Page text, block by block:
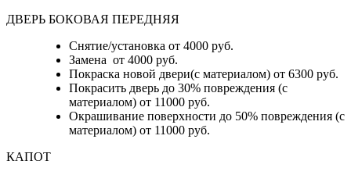
ДВЕРЬ БОКОВАЯ ПЕРЕДНЯЯ
Снятие/установка от 4000 руб.
Замена от 4000 руб.
Покраска новой двери(с материалом) от 6300 руб.
Покрасить дверь до 30% повреждения (с
материалом) от 11000 руб.
Окрашивание поверхности до 50% повреждения (с
материалом) от 11000 руб.
КАПОТ